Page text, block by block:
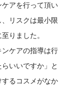
アを行って頂い
リスクは最小限
りました。
ケアの指導は行
いいですか」と
るコスメがなか